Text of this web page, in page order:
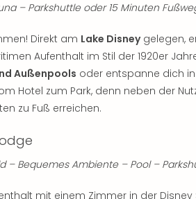
– Parkshuttle oder 15 Minuten
Direkt am Lake Disneygelegen,
Aufenthalt im Stil der 1920er
Außenpools oder entspanne dich
Hotel zum Park, denn neben der
zu Fuß erreichen.
– Bequemes Ambiente – Pool –
mit einem Zimmer in der